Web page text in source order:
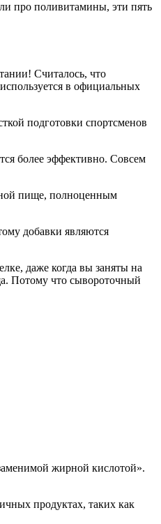
про поливитамины, эти пять
Считалось, что
в официальных
подготовки спортсменов
более эффективно. Совсем
пище, полноценным
добавки являются
даже когда вы заняты на
Потому что сывороточный
жирной кислотой».
продуктах, таких как